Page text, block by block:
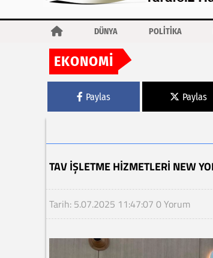
DÜNYA POLİTİKA
EKONOMİ
Paylas Paylas
TAV İŞLETME HIZMETLERI NEW
Tarih: 5.07.2025 11:47:07 0 Yorum